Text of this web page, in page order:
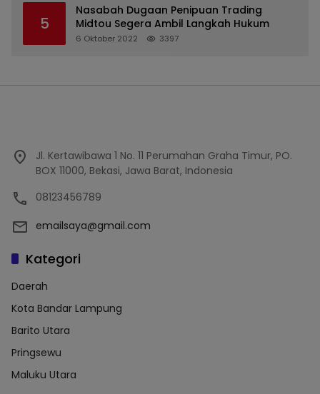
5
Nasabah Dugaan Penipuan Trading
Midtou Segera Ambil Langkah Hukum
6 Oktober 2022 3397
Jl. Kertawibawa 1 No. 11 Perumahan Graha Timur, PO.
BOX 11000, Bekasi, Jawa Barat, Indonesia
08123456789
emailsaya@gmail.com
Kategori
Daerah
Kota Bandar Lampung
Barito Utara
Pringsewu
Maluku Utara